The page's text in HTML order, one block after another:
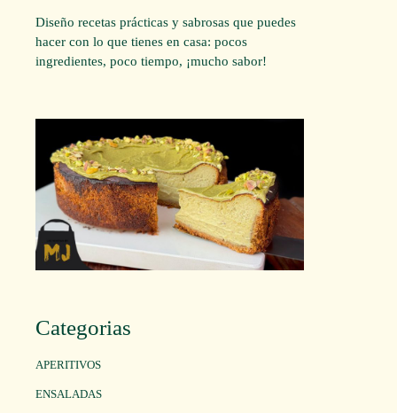
Diseño recetas prácticas y sabrosas que puedes
hacer con lo que tienes en casa: pocos
ingredientes, poco tiempo, ¡mucho sabor!
Categorias
APERITIVOS
ENSALADAS